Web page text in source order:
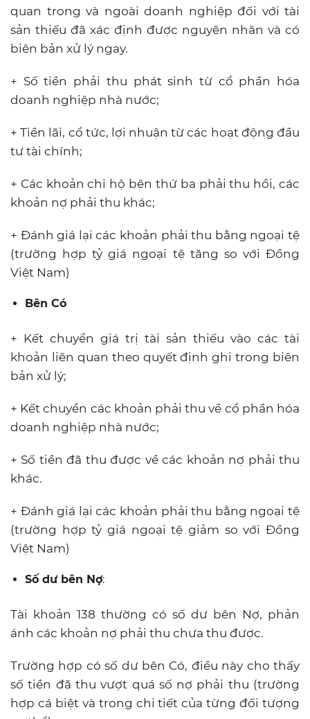
quan trong và ngoài doanh nghiệp đối với tài
sản thiếu đã xác định được nguyên nhân và có
biên bản xử lý ngay.
+ Số tiền phải thu phát sinh từ cổ phần hóa
doanh nghiệp nhà nước;
+ Tiền lãi, cổ tức, lợi nhuận từ các hoạt động đầu
tư tài chính;
+ Các khoản chi hộ bên thứ ba phải thu hồi, các
khoản nợ phải thu khác;
+ Đánh giá lại các khoản phải thu bằng ngoại tệ
(trường hợp tỷ giá ngoại tệ tăng so với Đồng
Việt Nam)
Bên Có
+ Kết chuyển giá trị tài sản thiếu vào các tài
khoản liên quan theo quyết định ghi trong biên
bản xử lý;
+ Kết chuyển các khoản phải thu về cổ phần hóa
doanh nghiệp nhà nước;
+ Số tiền đã thu được về các khoản nợ phải thu
khác.
+ Đánh giá lại các khoản phải thu bằng ngoại tệ
(trường hợp tỷ giá ngoại tệ giảm so với Đồng
Việt Nam)
Số dư bên Nợ:
Tài khoản 138 thường có số dư bên Nợ, phản
ánh các khoản nợ phải thu chưa thu được.
Trường hợp có số dư bên Có, điều này cho thấy
số tiền đã thu vượt quá số nợ phải thu (trường
hợp cá biệt và trong chi tiết của từng đối tượng